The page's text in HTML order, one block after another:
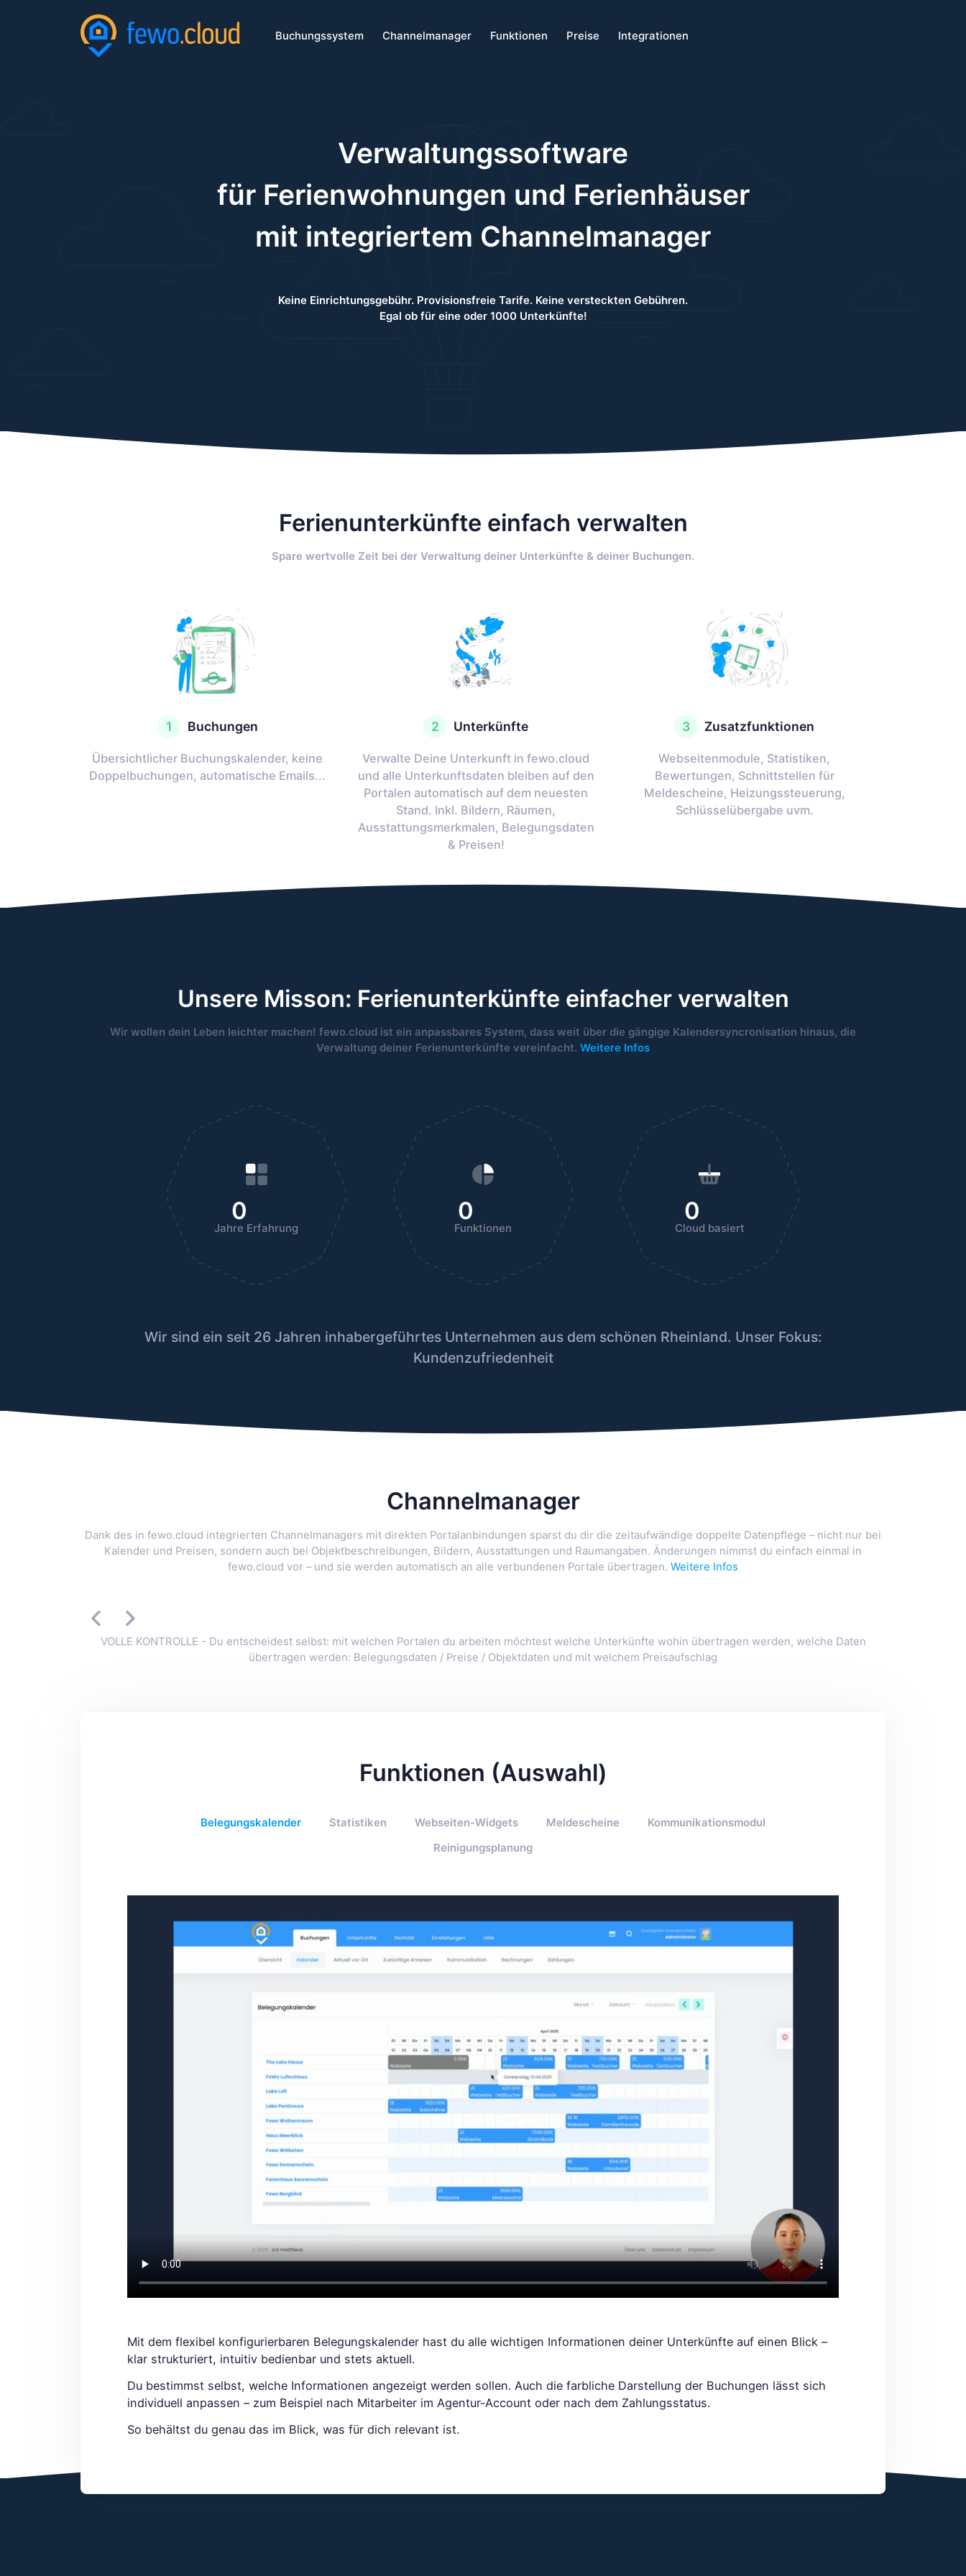
Buchungssystem Channelmanager Funktionen Preise Integrationen
Verwaltungssoftware
für Ferienwohnungen und Ferienhäuser
mit integriertem Channelmanager
Keine Einrichtungsgebühr. Provisionsfreie Tarife. Keine versteckten Gebühren.
Egal ob für eine oder 1000 Unterkünfte!
Ferienunterkünfte einfach verwalten
Spare wertvolle Zeit bei der Verwaltung deiner Unterkünfte & deiner Buchungen.
1 Buchungen
Übersichtlicher Buchungskalender, keine
Doppelbuchungen, automatische Emails...
2 Unterkünfte
Verwalte Deine Unterkunft in fewo.cloud
und alle Unterkunftsdaten bleiben auf den
Portalen automatisch auf dem neuesten
Stand. Inkl. Bildern, Räumen,
Ausstattungsmerkmalen, Belegungsdaten
& Preisen!
3 Zusatzfunktionen
Webseitenmodule, Statistiken,
Bewertungen, Schnittstellen für
Meldescheine, Heizungssteuerung,
Schlüsselübergabe uvm.
Unsere Misson: Ferienunterkünfte einfacher verwalten
Wir wollen dein Leben leichter machen! fewo.cloud ist ein anpassbares System, dass weit über die gängige Kalendersyncronisation hinaus, die
Verwaltung deiner Ferienunterkünfte vereinfacht. Weitere Infos
0
Jahre Erfahrung
0
Funktionen
0
Cloud basiert
Wir sind ein seit 26 Jahren inhabergeführtes Unternehmen aus dem schönen Rheinland. Unser Fokus:
Kundenzufriedenheit
Channelmanager
Dank des in fewo.cloud integrierten Channelmanagers mit direkten Portalanbindungen sparst du dir die zeitaufwändige doppelte Datenpflege – nicht nur bei
Kalender und Preisen, sondern auch bei Objektbeschreibungen, Bildern, Ausstattungen und Raumangaben. Änderungen nimmst du einfach einmal in
fewo.cloud vor – und sie werden automatisch an alle verbundenen Portale übertragen. Weitere Infos
VOLLE KONTROLLE - Du entscheidest selbst: mit welchen Portalen du arbeiten möchtest welche Unterkünfte wohin übertragen werden, welche Daten
übertragen werden: Belegungsdaten / Preise / Objektdaten und mit welchem Preisaufschlag
Funktionen (Auswahl)
Belegungskalender Statistiken Webseiten-Widgets Meldescheine
Kommunikationsmodul
Reinigungsplanung
Mit dem flexibel konfigurierbaren Belegungskalender hast du alle wichtigen Informationen deiner Unterkünfte auf einen Blick –
klar strukturiert, intuitiv bedienbar und stets aktuell.
Du bestimmst selbst, welche Informationen angezeigt werden sollen. Auch die farbliche Darstellung der Buchungen lässt sich
individuell anpassen – zum Beispiel nach Mitarbeiter im Agentur-Account oder nach dem Zahlungsstatus.
So behältst du genau das im Blick, was für dich relevant ist.